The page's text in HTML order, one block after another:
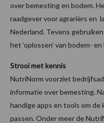
over bemesting en bodem.
raadgever voor agrariërs en
Nederland. Tevens
het ‘oplossen’ van bodem-
Strooi met kennis
NutriNorm voorziet
informatie over bemesting.
handige apps en tools om
passen. Onder meer de